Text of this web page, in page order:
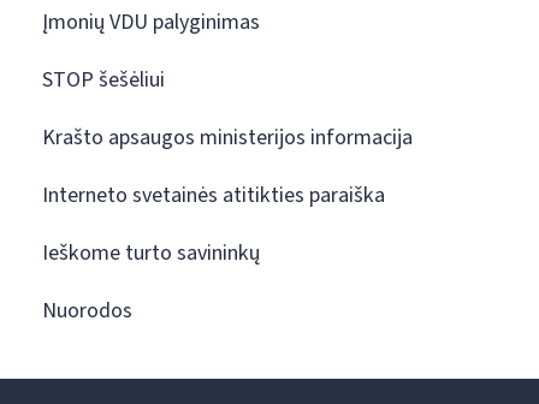
Įmonių VDU palyginimas
STOP šešėliui
Krašto apsaugos ministerijos informacija
Interneto svetainės atitikties paraiška
Ieškome turto savininkų
Nuorodos